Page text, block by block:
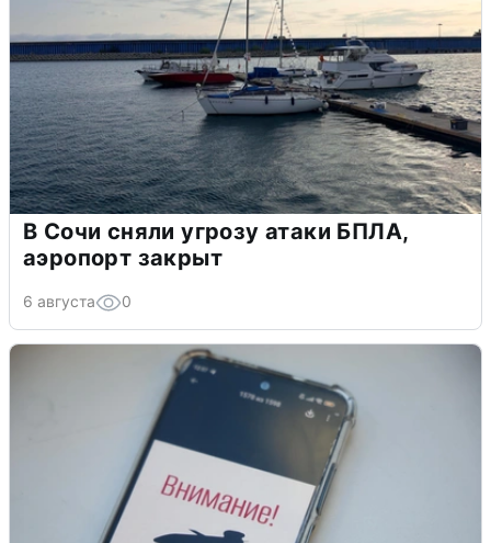
В Сочи сняли угрозу атаки БПЛА,
аэропорт закрыт
6 августа 0